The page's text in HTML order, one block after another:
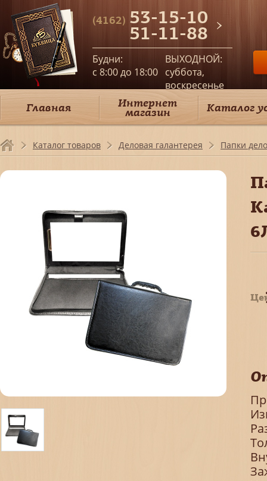
(4162) 53-15-10
51-11-88
Будни:
c 8:00 до 18:00
ВЫХОДНОЙ:
суббота,
воскресенье
Главная Интернет
магазин Каталог
Каталог товаров Деловая галантерея Папки